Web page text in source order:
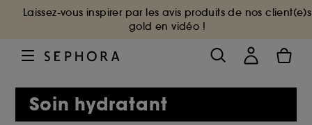
Laissez-vous inspirer par les avis produits de nos client(e)s
gold en vidéo !
Soin hydratant